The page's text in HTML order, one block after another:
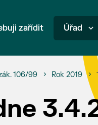
zařídit Úřad
106/99 Rok 2019